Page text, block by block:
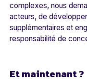
complexes, nous
acteurs, de
supplémentaires et
responsabilité de
Et maintenant ?